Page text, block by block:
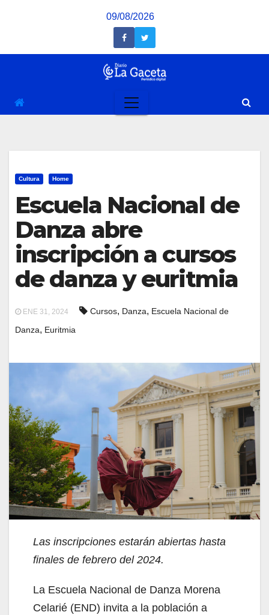
09/08/2026
Cultura Home
Escuela Nacional de
Danza abre
inscripción a cursos
de danza y euritmia
ENE 31, 2024 Cursos, Danza, Escuela Nacional de
Danza, Euritmia
Las inscripciones estarán abiertas hasta
finales de febrero del 2024.
La Escuela Nacional de Danza Morena
Celarié (END) invita a la población a